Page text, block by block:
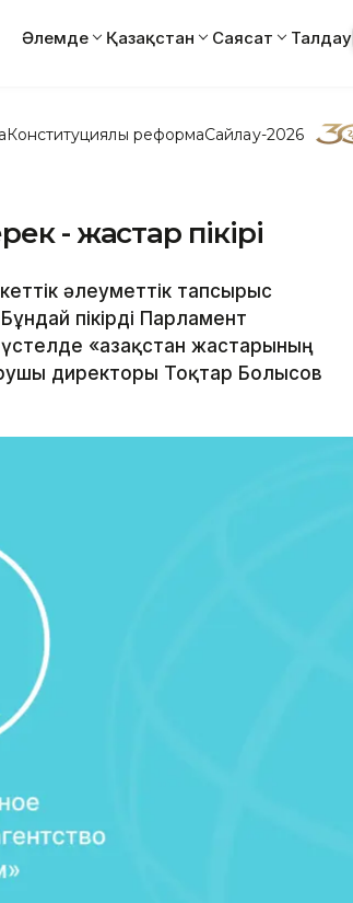
Әлемде Қазақстан Саясат Талдау
Конституциялық реформаСайлау-2026
- жастар пікірі
әлеуметтік тапсырыс
пікірді Парламент
«Қазақстан жастарының
директоры Тоқтар Болысов